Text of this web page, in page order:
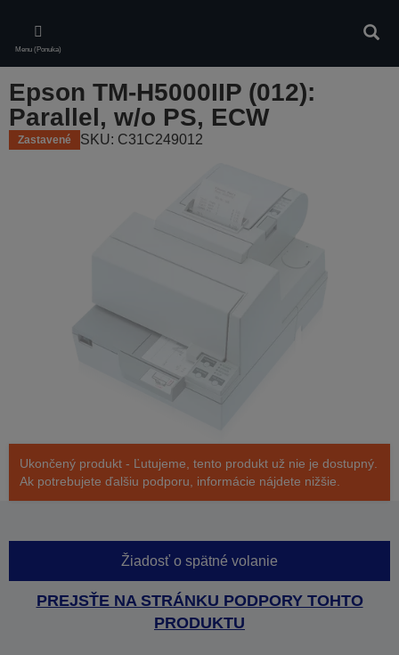
main
content
Menu (Ponuka)
Epson TM-H5000IIP (012):
Parallel, w/o PS, ECW
Zastavené SKU: C31C249012
Ukončený produkt - Ľutujeme, tento produkt už nie je dostupný.
Ak potrebujete ďalšiu podporu, informácie nájdete nižšie.
Žiadosť o spätné volanie
PREJSŤE NA STRÁNKU PODPORY TOHTO
PRODUKTU